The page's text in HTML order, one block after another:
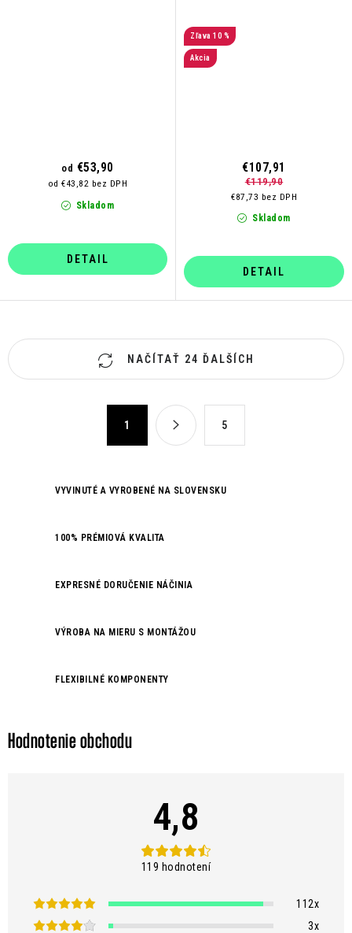
Skladom
od €43,82 bez DPH
od €53,90
DETAIL
10 %
Akcia
Skladom
€87,73 bez DPH
€107,91
€119,90
DETAIL
O
v
u
NAČÍTAŤ 24 ĎALŠÍCH
1 5
VYVINUTÉ A VYROBENÉ NA SLOVENSKU
100% PRÉMIOVÁ KVALITA
EXPRESNÉ DORUČENIE NÁČINIA
VÝROBA NA MIERU S MONTÁŽOU
FLEXIBILNÉ KOMPONENTY
Hodnotenie obchodu
4,8
119 hodnotení
112x
3x